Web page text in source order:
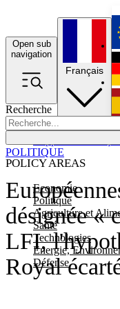
Open sub
navigation
Recherche
POLICY AREAS
Economie
Politique
Agriculture et
Santé
Technologies
Energie,
Défense
Français
désignée «
LFI,
Royal
POLITIQUE